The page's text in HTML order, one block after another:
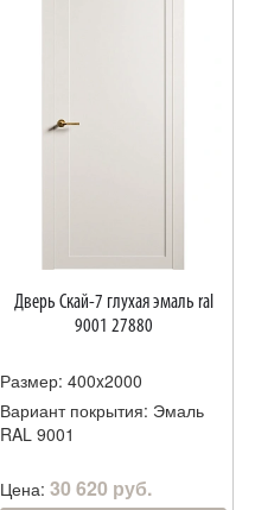
Дверь Скай-7 глухая эмаль ral
9001 27880
Размер: 400x2000
Вариант покрытия: Эмаль
RAL 9001
Цена: 30 620 руб.